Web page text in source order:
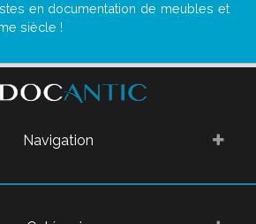
en documentation de meubles et
siècle !
Navigation